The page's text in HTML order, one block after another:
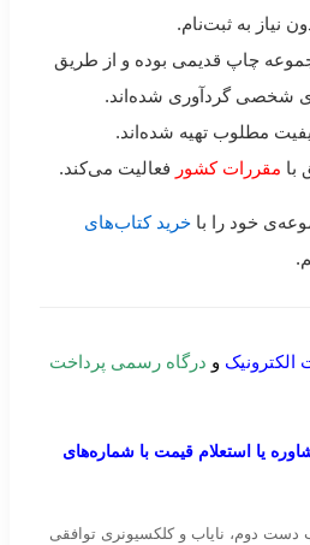
نیاز به ثبت‌نام.
چاپ قدیمی بوده و از طریق
شخصی گردآوری شده‌اند.
مطلوب تهیه شده‌اند.
با مقررات کشور فعالیت می‌کند.
خود را با خرید کتاب‌های
الکترونیک و درگاه رسمی پرداخت
یا استعلام قیمت با شماره‌های
دست دوم، نایاب و کلکسیونری توافقی